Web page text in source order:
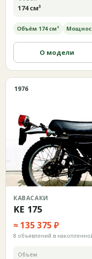
174 см³
Объём 174 см³
О модели
1976
КАВАСАКИ
KE 175
≈ 135 375 ₽
8 объявлений в
Объём